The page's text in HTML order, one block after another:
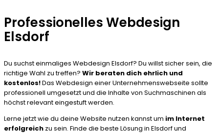
Professionelles Webdesign
Elsdorf
Du suchst einmaliges Webdesign Elsdorf? Du willst sicher sein, die
richtige Wahl zu treffen? Wir beraten dich ehrlich und
kostenlos!Das Webdesign einer Unternehmenswebseite sollte
professionell umgesetzt und die Inhalte von Suchmaschinen als
höchst relevant eingestuft werden.
Lerne jetzt wie du deine Website nutzen kannst um im Internet
erfolgreich zu sein. Finde die beste Lösung in Elsdorf und